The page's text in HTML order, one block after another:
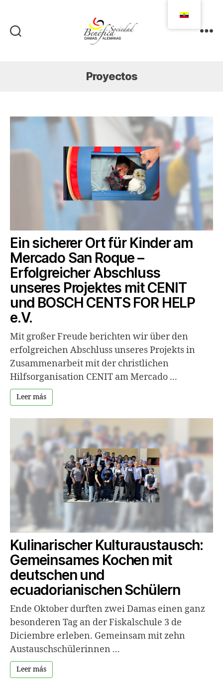
Ecuador
Proyectos
Ein sicherer Ort für Kinder am
Mercado San Roque –
Erfolgreicher Abschluss
unseres Projektes mit CENIT
und BOSCH CENTS FOR HELP
e.V.
Mit großer Freude berichten wir über den
erfolgreichen Abschluss unseres Projekts in
Zusammenarbeit mit der christlichen
Hilfsorganisation CENIT am Mercado ...
Leer más
Kulinarischer Kulturaustausch:
Gemeinsames Kochen mit
deutschen und
ecuadorianischen Schülern
Ende Oktober durften zwei Damas einen ganz
besonderen Tag an der Fiskalschule 3 de
Diciembre erleben. Gemeinsam mit zehn
Austauschschülerinnen ...
Leer más